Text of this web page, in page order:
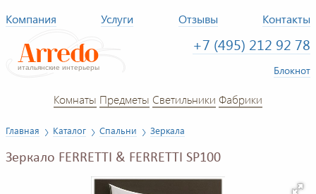
Компания Услуги Отзывы Контакты
+7 (495) 212 92 78
Блокнот
Комнаты Предметы Светильники Фабрики
Главная Каталог Спальни Зеркала
Зеркало FERRETTI & FERRETTI SP100